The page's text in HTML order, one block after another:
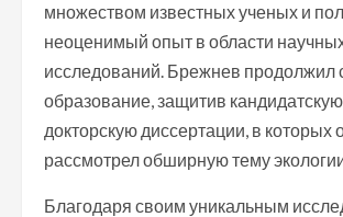
множеством известных ученых и
неоценимый опыт в области
исследований. Брежнев продолжил
образование, защитив
докторскую диссертации, в которых
рассмотрел обширную тему
Благодаря своим уникальным